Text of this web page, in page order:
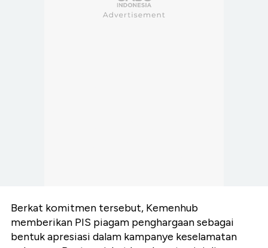
Berkat komitmen tersebut, Kemenhub
memberikan PIS piagam penghargaan sebagai
bentuk apresiasi dalam kampanye keselamatan